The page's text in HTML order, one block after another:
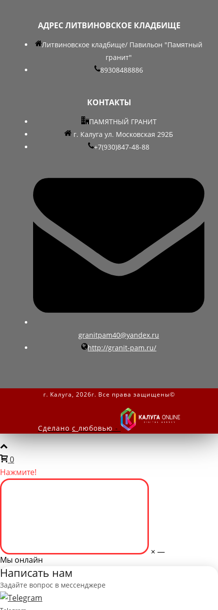
АДРЕС ЛИТВИНОВСКОЕ КЛАДБИЩЕ
Литвиновское кладбище/ Павильон "Памятный
гранит"
89308488886
КОНТАКТЫ
ПАМЯТНЫЙ ГРАНИТ
г. Калуга ул. Московская 292Б
+7(930)847-48-88
granitpam40@yandex.ru
http://granit-pam.ru/
г. Калуга, 2026г. Все права защищены©
Сделано с любовью -
0
Нажмите!
× —
Мы онлайн
Написать нам
Задайте вопрос в мессенджере